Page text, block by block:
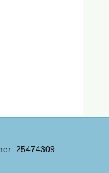
: 25474309